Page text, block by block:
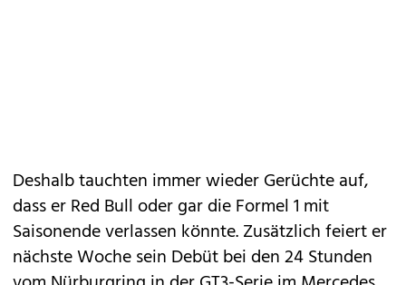
Deshalb tauchten immer wieder Gerüchte auf,
dass er Red Bull oder gar die Formel 1 mit
Saisonende verlassen könnte. Zusätzlich feiert er
nächste Woche sein Debüt bei den 24 Stunden